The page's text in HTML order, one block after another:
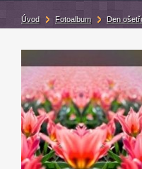
Úvod Fotoalbum Den